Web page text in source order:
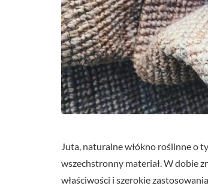
Juta, naturalne włókno roślinne o
wszechstronny materiał. W dobie
właściwości i szerokie